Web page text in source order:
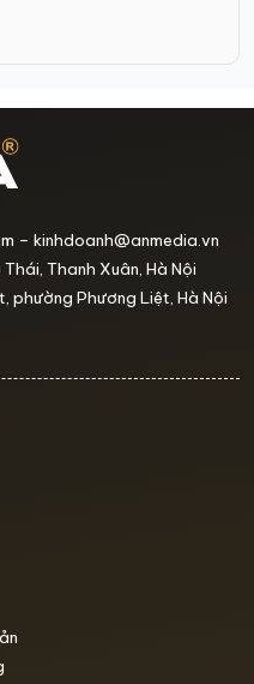
– kinhdoanh@anmedia.vn
Thanh Xuân, Hà Nội
phường Phương Liệt, Hà Nội